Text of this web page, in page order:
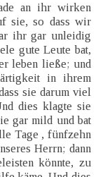
an ihr wirken
sie, so dass wir
ihr gar unleidig
gute Leute bat,
leben ließe; und
in ihrem
sie darum viel
dies klagte sie
gar mild und bat
Tage , fünfzehn
Herrn; dann
könnte, zu